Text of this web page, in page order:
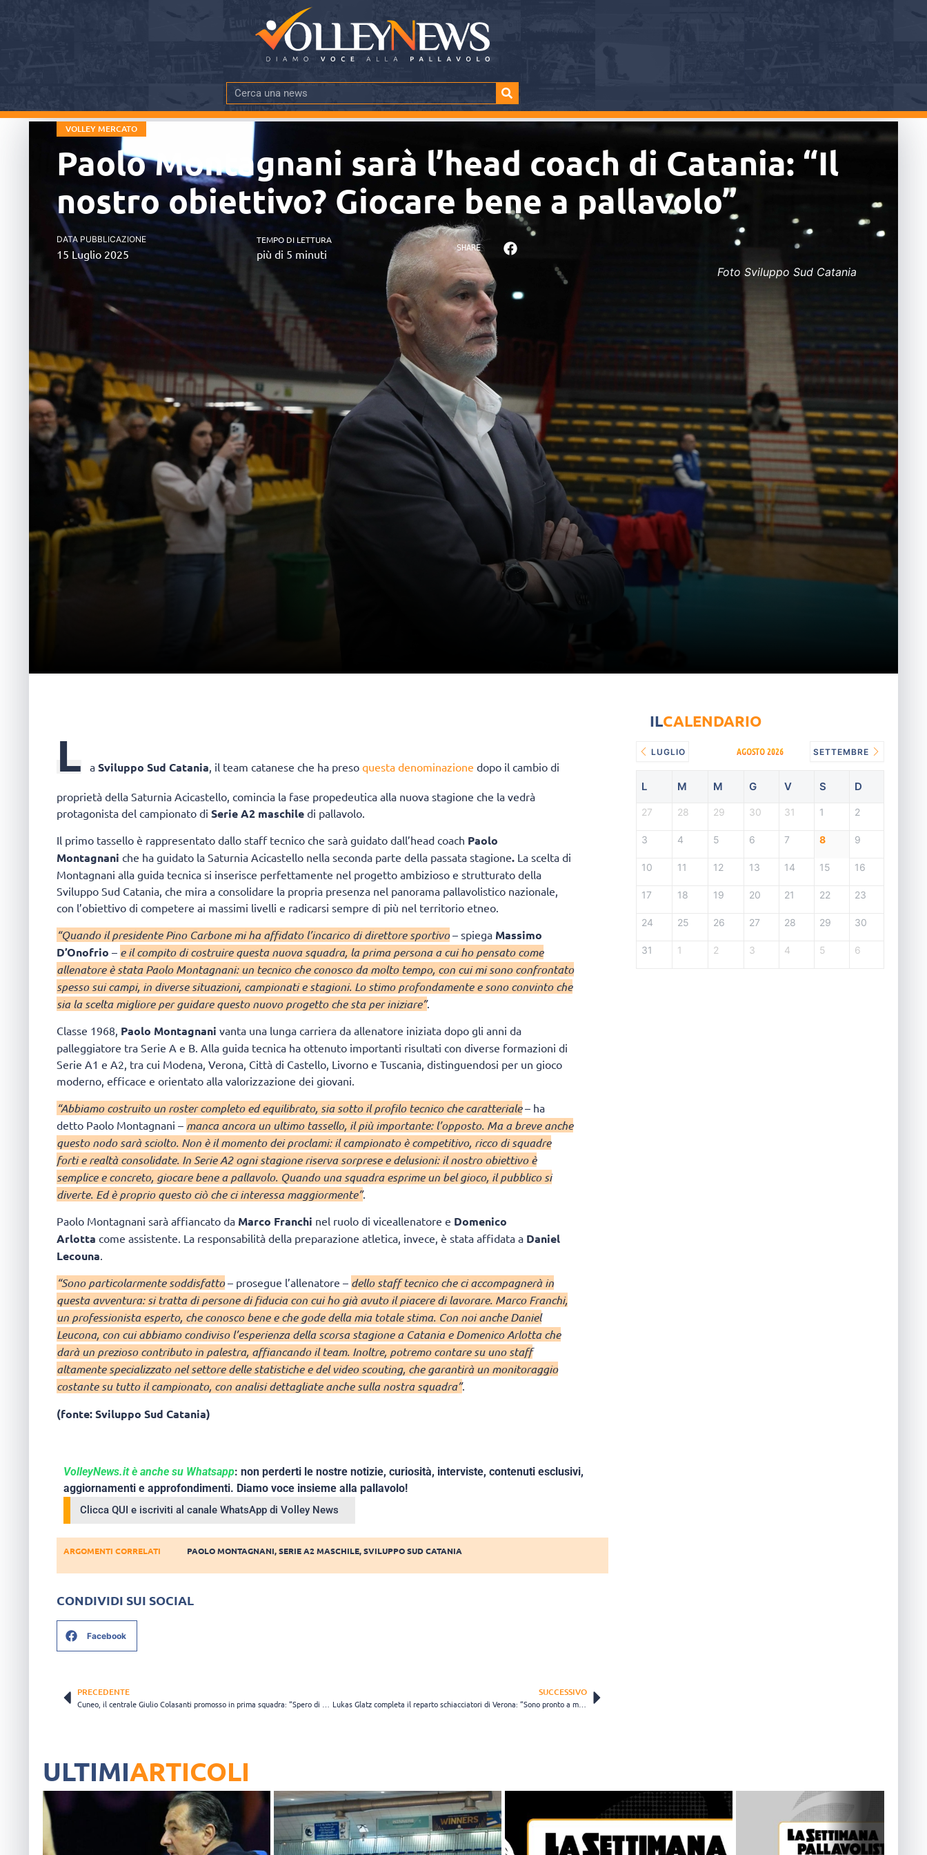
VOLLEY MERCATO
Paolo Montagnani sarà l’head coach di Catania: “Il
nostro obiettivo? Giocare bene a pallavolo”
DATA PUBBLICAZIONE
15 Luglio 2025
TEMPO DI LETTURA
più di 5 minuti SHARE
Foto Sviluppo Sud Catania
L a Sviluppo Sud Catania , il team catanese che ha preso questa denominazione dopo il cambio di
proprietà della Saturnia Acicastello, comincia la fase propedeutica alla nuova stagione che la vedrà
protagonista del campionato di Serie A2 maschile di pallavolo.
Il primo tassello è rappresentato dallo staff tecnico che sarà guidato dall’head coach Paolo
Montagnani che ha guidato la Saturnia Acicastello nella seconda parte della passata stagione. La scelta di
Montagnani alla guida tecnica si inserisce perfettamente nel progetto ambizioso e strutturato della
Sviluppo Sud Catania, che mira a consolidare la propria presenza nel panorama pallavolistico nazionale,
con l’obiettivo di competere ai massimi livelli e radicarsi sempre di più nel territorio etneo.
“Quando il presidente Pino Carbone mi ha affidato l’incarico di direttore sportivo– spiega Massimo
D’Onofrio – e il compito di costruire questa nuova squadra, la prima persona a cui ho pensato come
allenatore è stata Paolo Montagnani: un tecnico che conosco da molto tempo, con cui mi sono confrontato
spesso sui campi, in diverse situazioni, campionati e stagioni. Lo stimo profondamente e sono convinto che
sia la scelta migliore per guidare questo nuovo progetto che sta per iniziare”.
Classe 1968, Paolo Montagnani vanta una lunga carriera da allenatore iniziata dopo gli anni da
palleggiatore tra Serie A e B. Alla guida tecnica ha ottenuto importanti risultati con diverse formazioni di
Serie A1 e A2, tra cui Modena, Verona, Città di Castello, Livorno e Tuscania, distinguendosi per un gioco
moderno, efficace e orientato alla valorizzazione dei giovani.
“Abbiamo costruito un roster completo ed equilibrato, sia sotto il profilo tecnico che caratteriale– ha
detto Paolo Montagnani – manca ancora un ultimo tassello, il più importante: l’opposto. Ma a breve anche
questo nodo sarà sciolto. Non è il momento dei proclami: il campionato è competitivo, ricco di squadre
forti e realtà consolidate. In Serie A2 ogni stagione riserva sorprese e delusioni: il nostro obiettivo è
semplice e concreto, giocare bene a pallavolo. Quando una squadra esprime un bel gioco, il pubblico si
diverte. Ed è proprio questo ciò che ci interessa maggiormente”.
Paolo Montagnani sarà affiancato da Marco Franchi nel ruolo di viceallenatore e Domenico
Arlotta come assistente. La responsabilità della preparazione atletica, invece, è stata affidata a Daniel
Lecouna
“Sono particolarmente soddisfatto– prosegue l’allenatore – dello staff tecnico che ci accompagnerà in
questa avventura: si tratta di persone di fiducia con cui ho già avuto il piacere di lavorare. Marco Franchi,
un professionista esperto, che conosco bene e che gode della mia totale stima. Con noi anche Daniel
Leucona, con cui abbiamo condiviso l’esperienza della scorsa stagione a Catania e Domenico Arlotta che
darà un prezioso contributo in palestra, affiancando il team. Inoltre, potremo contare su uno staff
altamente specializzato nel settore delle statistiche e del video scouting, che garantirà un monitoraggio
costante su tutto il campionato, con analisi dettagliate anche sulla nostra squadra”.
(fonte: Sviluppo Sud Catania)
VolleyNews.it è anche su Whatsapp: non perderti le nostre notizie, curiosità, interviste, contenuti esclusivi,
aggiornamenti e approfondimenti. Diamo voce insieme alla pallavolo!
Clicca QUI e iscriviti al canale WhatsApp di Volley News
ARGOMENTI CORRELATI PAOLO MONTAGNANI,SERIE A2 MASCHILE,SVILUPPO SUD CATANIA
CONDIVIDI SUI SOCIAL
Facebook
PRECEDENTE SUCCESSIVO
Lukas Glatz completa il reparto schiacciatori di Verona: “Sono pronto a mettermi in gioco”
ILCALENDARIO
LUGLIO AGOSTO 2026 SETTEMBRE
L M M G V S D
27 28 29 30 31 1 2
3 4 5 6 7 8 9
10 11 12 13 14 15 16
17 18 19 20 21 22 23
24 25 26 27 28 29 30
31 1 2 3 4 5 6
ULTIMIARTICOLI